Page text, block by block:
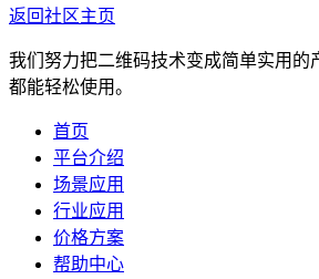
返回社区主页
我们努力把二维码技术变成简单实用的
都能轻松使用。
首页
平台介绍
场景应用
行业应用
价格方案
帮助中心